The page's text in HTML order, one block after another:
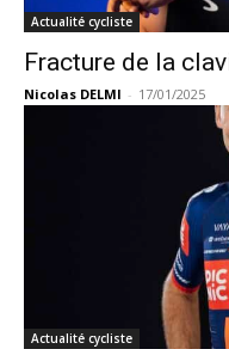
Actualité cycliste
Fracture de la
Nicolas DELMI - 17/01/2025
Actualité cycliste